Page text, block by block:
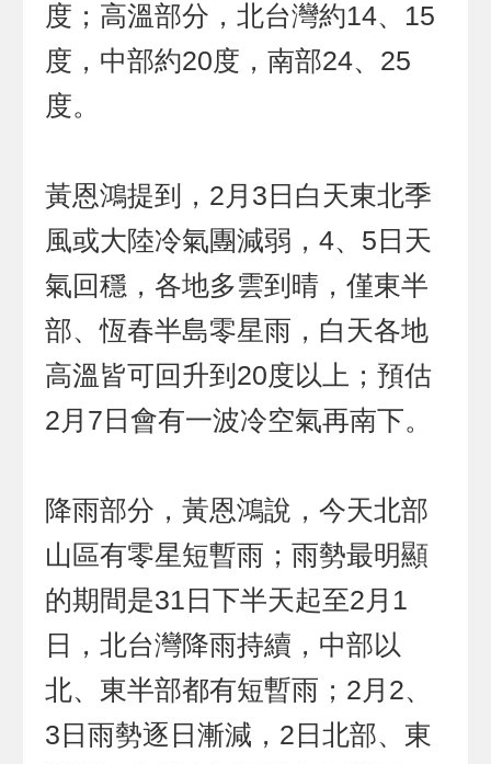
度；高溫部分，北台灣約14、15
度，中部約20度，南部24、25
度。
黃恩鴻提到，2月3日白天東北季
風或大陸冷氣團減弱，4、5日天
氣回穩，各地多雲到晴，僅東半
部、恆春半島零星雨，白天各地
高溫皆可回升到20度以上；預估
2月7日會有一波冷空氣再南下。
降雨部分，黃恩鴻說，今天北部
山區有零星短暫雨；雨勢最明顯
的期間是31日下半天起至2月1
日，北台灣降雨持續，中部以
北、東半部都有短暫雨；2月2、
3日雨勢逐日漸減，2日北部、東